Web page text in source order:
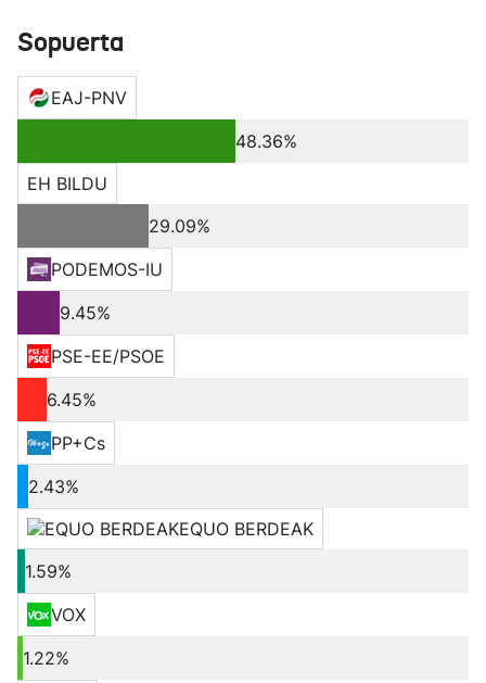
Sopuerta
EAJ-PNV
48.36%
EH BILDU
29.09%
PODEMOS-IU
9.45%
PSE-EE/PSOE
6.45%
PP+Cs
2.43%
EQUO BERDEAK
1.59%
VOX
1.22%